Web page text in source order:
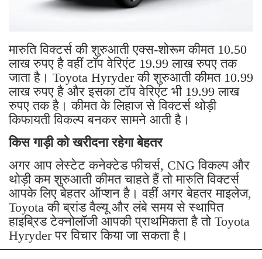
मारुति विक्टर्स की शुरुआती एक्स-शोरूम कीमत 10.50
लाख रुपए है वहीं टॉप वेरिएंट 19.99 लाख रुपए तक
जाता है। Toyota Hyryder की शुरुआती कीमत 10.99
लाख रुपए है और इसका टॉप वेरिएंट भी 19.99 लाख
रुपए तक है। कीमत के लिहाज से विक्टर्स थोड़ी
किफायती विकल्प बनकर सामने आती है।
किस गाड़ी को खरीदना रहेगा बेहतर
अगर आप लेस्टेट कनेक्टेड फीचर्स, CNG विकल्प और
थोड़ी कम शुरुआती कीमत चाहते हैं तो मारुति विक्टर्स
आपके लिए बेहतर ऑप्शन है। वहीं अगर बेहतर माइलेज,
Toyota की ब्रांड वैल्यू और लंबे समय से स्थापित
हाइब्रिड टेक्नोलॉजी आपकी प्राथमिकता है तो Toyota
Hyryder पर विचार किया जा सकता है।